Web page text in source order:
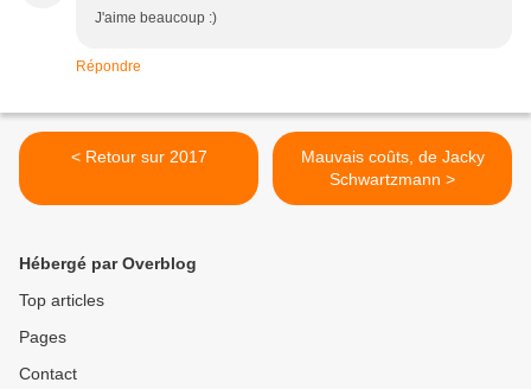
J'aime beaucoup :)
Répondre
< Retour sur 2017
Mauvais coûts, de Jacky
Schwartzmann >
Hébergé par Overblog
Top articles
Pages
Contact